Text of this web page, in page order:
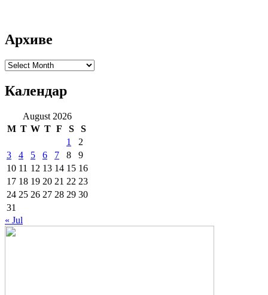
Архиве
Архиве
Календар
August 2026
M T W T F S
S
1
2
3
4 5 6 7 8
9
10 11 12 13 14 15 16
17 18 19 20 21 22 23
24 25 26 27 28 29 30
31
« Jul